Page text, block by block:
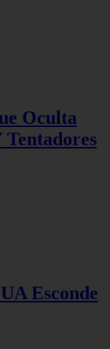
Oculta
Esconde